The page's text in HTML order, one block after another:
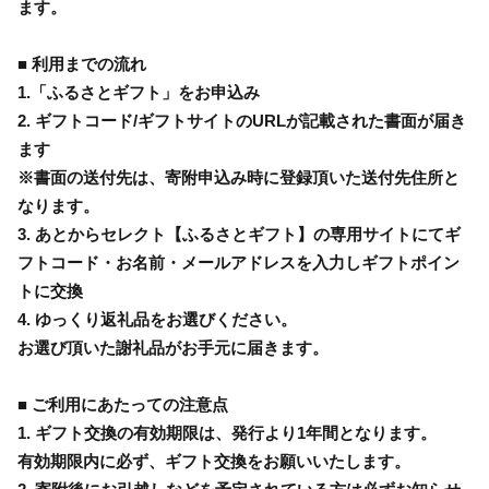
ます。
■ 利用までの流れ
1.「ふるさとギフト」をお申込み
2. ギフトコード/ギフトサイトのURLが記載された書面が届き
ます
※書面の送付先は、寄附申込み時に登録頂いた送付先住所と
なります。
3. あとからセレクト【ふるさとギフト】の専用サイトにてギ
フトコード・お名前・メールアドレスを入力しギフトポイン
トに交換
4. ゆっくり返礼品をお選びください。
お選び頂いた謝礼品がお手元に届きます。
■ ご利用にあたっての注意点
1. ギフト交換の有効期限は、発行より1年間となります。
有効期限内に必ず、ギフト交換をお願いいたします。